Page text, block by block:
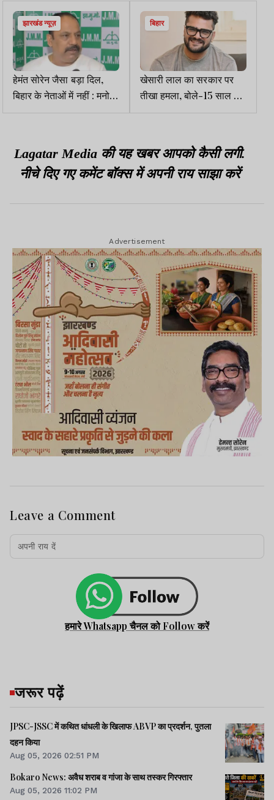
झारखंड न्यूज़
हेमंत सोरेन जैसा बड़ा दिल,
बिहार के नेताओं में नहीं : मनोज
पांडे
बिहार
खेसारी लाल का सरकार पर
तीखा हमला, बोले-15 साल में
ना ढंग का अस्पताल बनवाएं, ना
Lagatar Media की यह खबर आपको कैसी लगी.
नीचे दिए गए कमेंट बॉक्स में अपनी राय साझा करें
Advertisement
Leave a Comment
हमारे Whatsapp चैनल को Follow करें
जरूर पढ़ें
JPSC-JSSC में कथित धांधली के खिलाफ ABVP का प्रदर्शन, पुतला
दहन किया
Aug 05, 2026 02:51 PM
Bokaro News: अवैध शराब व गांजा के साथ तस्कर गिरफ्तार
Aug 05, 2026 11:02 PM